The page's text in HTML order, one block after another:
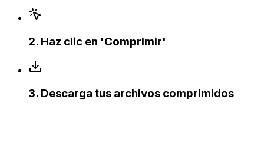
2. Haz clic en 'Comprimir'
3. Descarga tus archivos comprimidos